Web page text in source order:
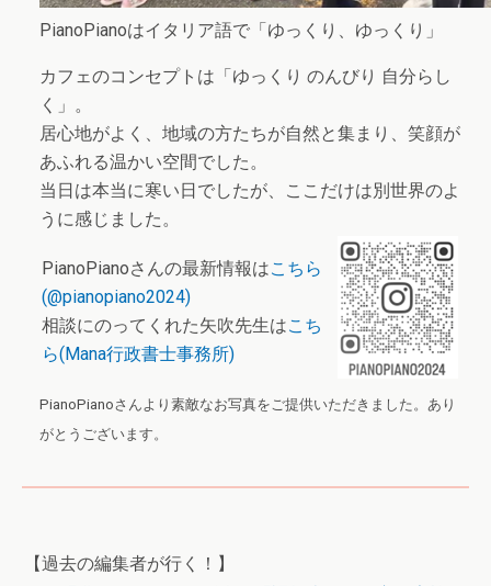
PianoPianoはイタリア語で「ゆっくり、ゆっくり」
カフェのコンセプトは「ゆっくり のんびり 自分らし
く」。
居心地がよく、地域の方たちが自然と集まり、笑顔が
あふれる温かい空間でした。
当日は本当に寒い日でしたが、ここだけは別世界のよ
うに感じました。
PianoPianoさんの最新情報はこちら
(@pianopiano2024)
相談にのってくれた矢吹先生はこち
ら(Mana行政書士事務所)
PianoPianoさんより素敵なお写真をご提供いただきました。あり
がとうございます。
【過去の編集者が行く！】